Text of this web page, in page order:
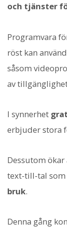
och tjänster
Programvara
röst kan
såsom
av
I synnerhet
erbjuder stora
Dessutom
text-till-tal som
bruk.
Denna gång